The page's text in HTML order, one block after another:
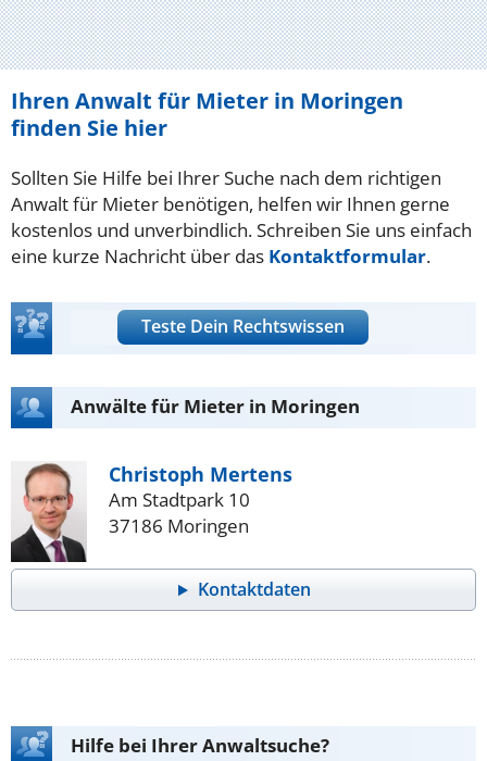
Ihren Anwalt für Mieter in Moringen
finden Sie hier
Sollten Sie Hilfe bei Ihrer Suche nach dem richtigen
Anwalt für Mieter benötigen, helfen wir Ihnen gerne
kostenlos und unverbindlich. Schreiben Sie uns einfach
eine kurze Nachricht über das Kontaktformular.
Teste Dein Rechtswissen
Anwälte für Mieter in Moringen
Christoph Mertens
Am Stadtpark 10
37186 Moringen
Kontaktdaten
Hilfe bei Ihrer Anwaltsuche?